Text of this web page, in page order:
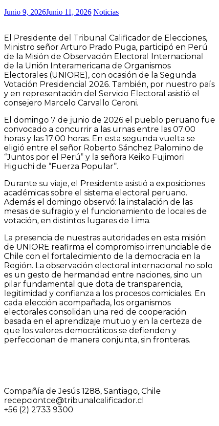
Junio 9, 2026Junio 11, 2026 Noticias
El Presidente del Tribunal Calificador de Elecciones,
Ministro señor Arturo Prado Puga, participó en Perú
de la Misión de Observación Electoral Internacional
de la Unión Interamericana de Organismos
Electorales (UNIORE), con ocasión de la Segunda
Votación Presidencial 2026. También, por nuestro país
y en representación del Servicio Electoral asistió el
consejero Marcelo Carvallo Ceroni.
El domingo 7 de junio de 2026 el pueblo peruano fue
convocado a concurrir a las urnas entre las 07:00
horas y las 17:00 horas. En esta segunda vuelta se
eligió entre el señor Roberto Sánchez Palomino de
“Juntos por el Perú” y la señora Keiko Fujimori
Higuchi de “Fuerza Popular”.
Durante su viaje, el Presidente asistió a exposiciones
académicas sobre el sistema electoral peruano.
Además el domingo observó: la instalación de las
mesas de sufragio y el funcionamiento de locales de
votación, en distintos lugares de Lima.
La presencia de nuestras autoridades en esta misión
de UNIORE reafirma el compromiso irrenunciable de
Chile con el fortalecimiento de la democracia en la
Región. La observación electoral internacional no solo
es un gesto de hermandad entre naciones, sino un
pilar fundamental que dota de transparencia,
legitimidad y confianza a los procesos comiciales. En
cada elección acompañada, los organismos
electorales consolidan una red de cooperación
basada en el aprendizaje mutuo y en la certeza de
que los valores democráticos se defienden y
perfeccionan de manera conjunta, sin fronteras.
Compañía de Jesús 1288, Santiago, Chile
recepciontce@tribunalcalificador.cl
+56 (2) 2733 9300